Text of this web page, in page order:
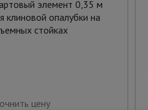
элемент 0,35 м
клиновой опалубки на
стойках
цену